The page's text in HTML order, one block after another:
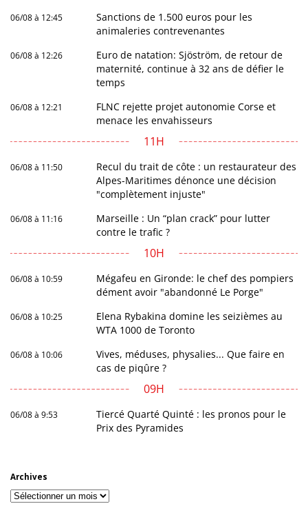
06/08 à 12:45
Sanctions de 1.500 euros pour les
animaleries contrevenantes
06/08 à 12:26
Euro de natation: Sjöström, de retour de
maternité, continue à 32 ans de défier le
temps
06/08 à 12:21
FLNC rejette projet autonomie Corse et
menace les envahisseurs
11H
06/08 à 11:50
Recul du trait de côte : un restaurateur des
Alpes-Maritimes dénonce une décision
"complètement injuste"
06/08 à 11:16
Marseille : Un “plan crack” pour lutter
contre le trafic ?
10H
06/08 à 10:59
Mégafeu en Gironde: le chef des pompiers
dément avoir "abandonné Le Porge"
06/08 à 10:25
Elena Rybakina domine les seizièmes au
WTA 1000 de Toronto
06/08 à 10:06
Vives, méduses, physalies... Que faire en
cas de piqûre ?
09H
06/08 à 9:53
Tiercé Quarté Quinté : les pronos pour le
Prix des Pyramides
Archives
Archives